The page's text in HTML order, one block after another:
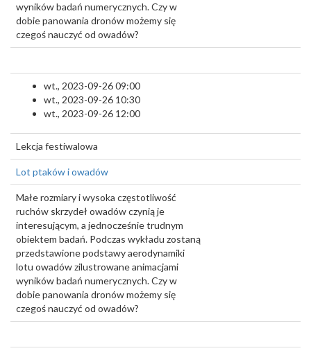
wyników badań numerycznych. Czy w
dobie panowania dronów możemy się
czegoś nauczyć od owadów?
wt., 2023-09-26 09:00
wt., 2023-09-26 10:30
wt., 2023-09-26 12:00
Lekcja festiwalowa
Lot ptaków i owadów
Małe rozmiary i wysoka częstotliwość
ruchów skrzydeł owadów czynią je
interesującym, a jednocześnie trudnym
obiektem badań. Podczas wykładu zostaną
przedstawione podstawy aerodynamiki
lotu owadów zilustrowane animacjami
wyników badań numerycznych. Czy w
dobie panowania dronów możemy się
czegoś nauczyć od owadów?